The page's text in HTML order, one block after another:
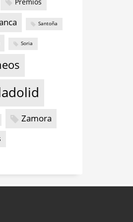
Santoña
Soria
Zamora